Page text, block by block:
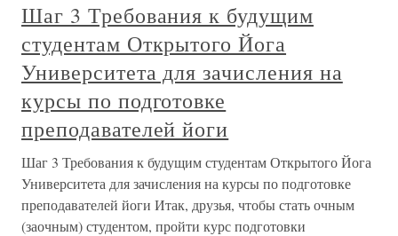
Шаг 3 Требования к будущим
студентам Открытого Йога
Университета для зачисления на
курсы по подготовке
преподавателей йоги
Шаг 3 Требования к будущим студентам Открытого Йога
Университета для зачисления на курсы по подготовке
преподавателей йоги Итак, друзья, чтобы стать очным
(заочным) студентом, пройти курс подготовки